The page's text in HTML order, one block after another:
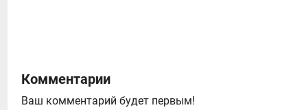
Комментарии
Ваш комментарий будет первым!